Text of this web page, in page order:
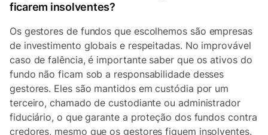
ficarem insolventes?
Os gestores de fundos que escolhemos são empresas
de investimento globais e respeitadas. No improvável
caso de falência, é importante saber que os ativos do
fundo não ficam sob a responsabilidade desses
gestores. Eles são mantidos em custódia por um
terceiro, chamado de custodiante ou administrador
fiduciário, o que garante a proteção dos fundos contra
credores, mesmo que os gestores fiquem insolventes.